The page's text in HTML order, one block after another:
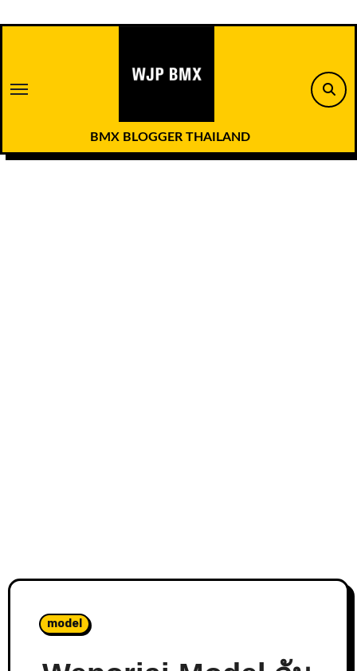
BMX BLOGGER THAILAND
model